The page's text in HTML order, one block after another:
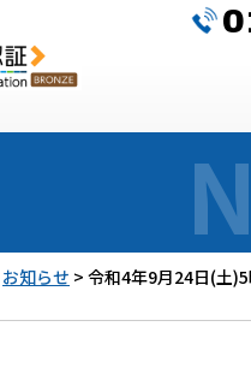
お知らせ > 令和4年9月24日(土